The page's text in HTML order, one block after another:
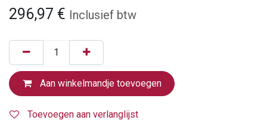
296,97 € Inclusief btw
Aan winkelmandje toevoegen
Toevoegen aan verlanglijst